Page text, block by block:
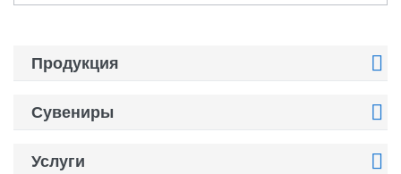
Продукция 
Сувениры 
Услуги 